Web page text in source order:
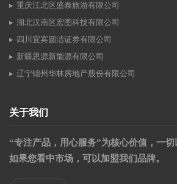
重庆江北区盛泰旅游有限公司
湖北汉南区宏图科技有限公司
四川宜宾圆洁证券有限公司
新疆思源新能源有限公司
辽宁锦州华林房地产股份有限公司
关于我们
“专注产品，用心服务”为核心价值，一切
如果您看中市场，可以加盟我们品牌。